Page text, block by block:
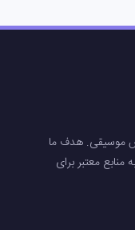
موسیقی. هدف ما
معتبر برای